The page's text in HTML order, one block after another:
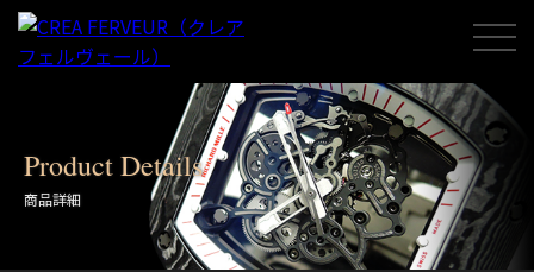
Product Details
商品詳細